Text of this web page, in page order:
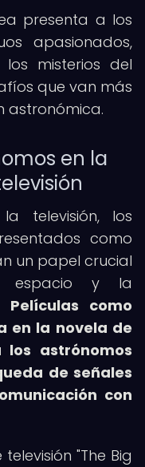
presenta a los
apasionados,
misterios del
que van más
astronómica.
en la
televisión, los
como
un papel crucial
espacio y la
Películas como
en la novela de
los astrónomos
de señales
con
"The Big